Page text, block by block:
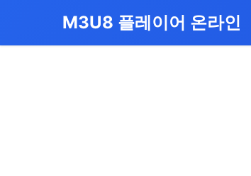
M3U8 플레이어 온라인